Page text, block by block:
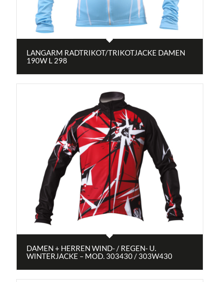
LANGARM RADTRIKOT/TRIKOTJACKE DAMEN
190W L 298
DAMEN + HERREN WIND- / REGEN- U.
WINTERJACKE – MOD. 303430 / 303W430